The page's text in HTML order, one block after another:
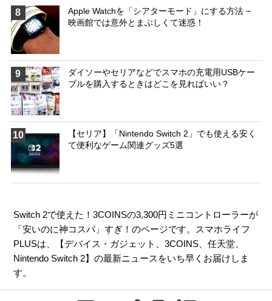
8
Apple Watchを「シアターモード」にする方法 −
映画館では意外とまぶしくて迷惑！
9
ダイソーやセリアなどでスマホの充電用USBケー
ブルを購入するときはどこを見ればいい？
10
【セリア】「Nintendo Switch 2」でも使える安く
て便利なゲーム関連グッズ5選
Switch 2で使えた！3COINSの3,300円ミニコントローラーが
「安いのに神コスパ」すぎ！のページです。スマホライフ
PLUSは、【デバイス・ガジェット 、3COINS 、任天堂
Nintendo Switch 2】の最新ニュースをいち早くお届けしま
す。